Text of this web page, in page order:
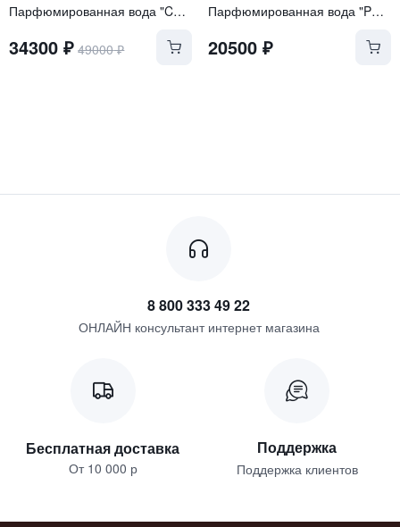
Парфюмированная вода "Cuir Tabac"
34300 ₽ 49000₽
Парфюмированная вода "Perle Rare"
20500₽
8 800 333 49 22
ОНЛАЙН консультант интернет магазина
Бесплатная доставка
От 10 000 р
Поддержка
Поддержка клиентов